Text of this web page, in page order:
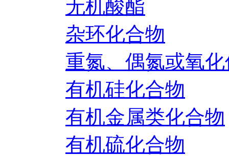
无机酸酯
杂环化合物
重氮、偶氮或氧
有机硅化合物
有机金属类化合物
有机硫化合物